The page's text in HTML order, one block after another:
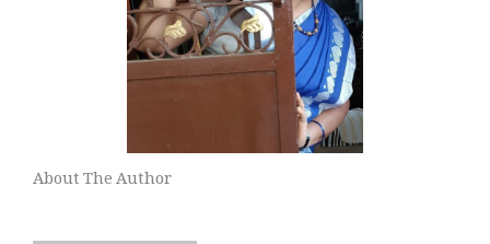
About The Author